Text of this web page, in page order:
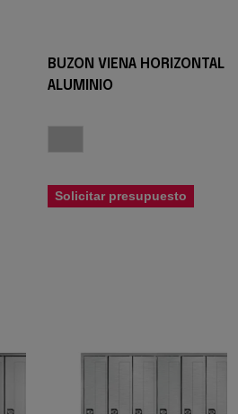
BUZON VIENA HORIZONTAL
ALUMINIO
Solicitar presupuesto